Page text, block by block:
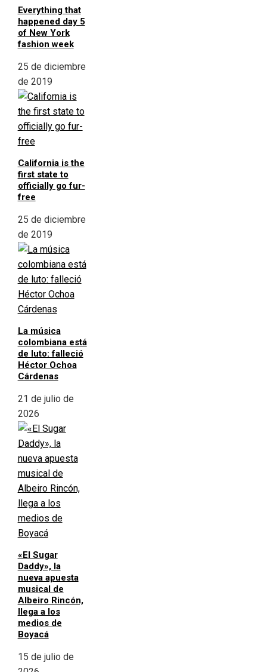
Everything that
happened day 5
of New York
fashion week
25 de diciembre
de 2019
California is the
first state to
officially go fur-
free
25 de diciembre
de 2019
La música
colombiana está
de luto: falleció
Héctor Ochoa
Cárdenas
21 de julio de
2026
«El Sugar
Daddy», la
nueva apuesta
musical de
Albeiro Rincón,
llega a los
medios de
Boyacá
15 de julio de